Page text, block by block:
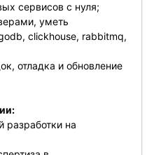
сервисов с нуля;
уметь
clickhouse, rabbitmq,
отладка и обновление
на